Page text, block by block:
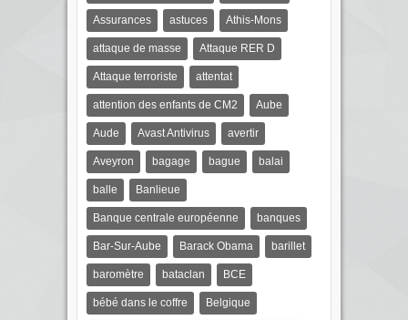
Assurances astuces Athis-Mons
attaque de masse Attaque RER D
Attaque terroriste attentat
attention des enfants de CM2 Aube
Aude Avast Antivirus avertir
Aveyron bagage bague balai
balle Banlieue
Banque centrale européenne banques
Bar-Sur-Aube Barack Obama barillet
baromètre bataclan BCE
bébé dans le coffre Belgique